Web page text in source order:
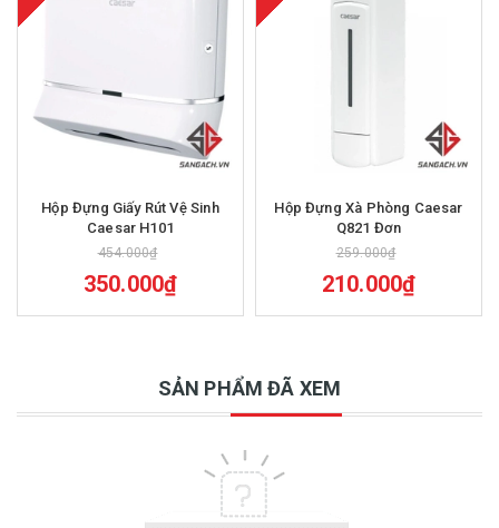
Hộp Đựng Giấy Rút Vệ Sinh
Caesar H101
454.000₫
350.000₫
Hộp Đựng Xà Phòng Caesar
Q821 Đơn
259.000₫
210.000₫
SẢN PHẨM ĐÃ XEM